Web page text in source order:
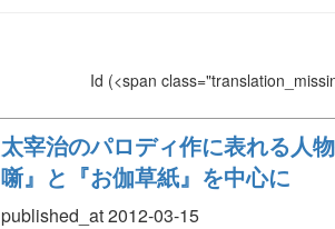
Id (<span
太宰治のパロディ作に表れる人
噺』と『お伽草紙』を中心に
published_at 2012-03-15